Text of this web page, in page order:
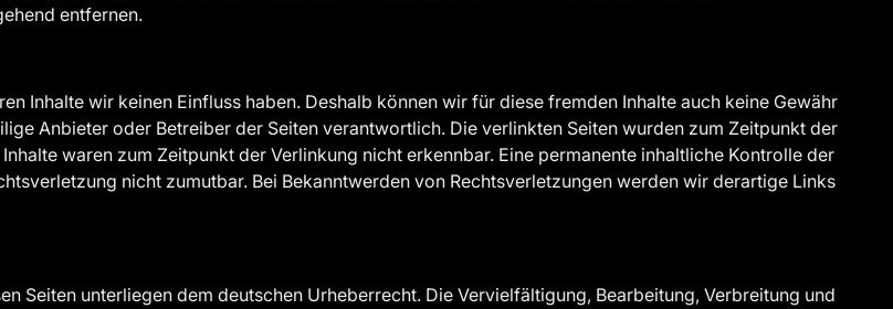
entfernen.
Inhalte wir keinen Einfluss haben. Deshalb können wir für diese fremden Inhalte auch keine Gewähr
Anbieter oder Betreiber der Seiten verantwortlich. Die verlinkten Seiten wurden zum Zeitpunkt der
waren zum Zeitpunkt der Verlinkung nicht erkennbar. Eine permanente inhaltliche Kontrolle der
nicht zumutbar. Bei Bekanntwerden von Rechtsverletzungen werden wir derartige Links
Seiten unterliegen dem deutschen Urheberrecht. Die Vervielfältigung, Bearbeitung, Verbreitung und